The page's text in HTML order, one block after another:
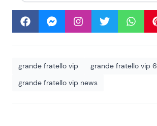
grande fratello vip
grande fratello vip 6
grande fratello vip news